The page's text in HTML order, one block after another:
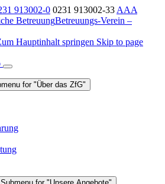
913002-0 0231 913002-33 AAA
BetreuungBetreuungs-Verein –
Hauptinhalt springen Skip to page
for "Über das ZfG"